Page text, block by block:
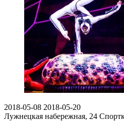
2018-05-08 2018-05-20
Лужнецкая набережная, 24